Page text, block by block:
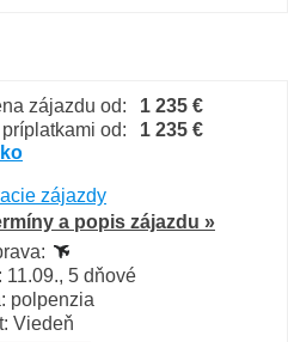
zájazdu od:
1 235 €
od:
1 235 €
zájazdy
a popis zájazdu »
11.09., 5 dňové
polpenzia
Viedeň